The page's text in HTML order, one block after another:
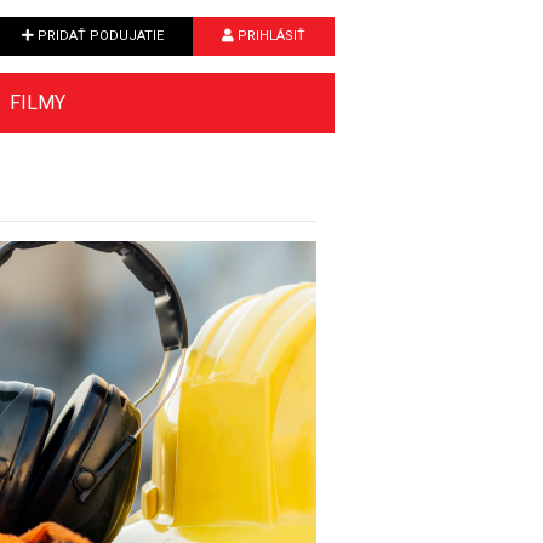
PRIDAŤ PODUJATIE PRIHLÁSIŤ
FILMY
Next